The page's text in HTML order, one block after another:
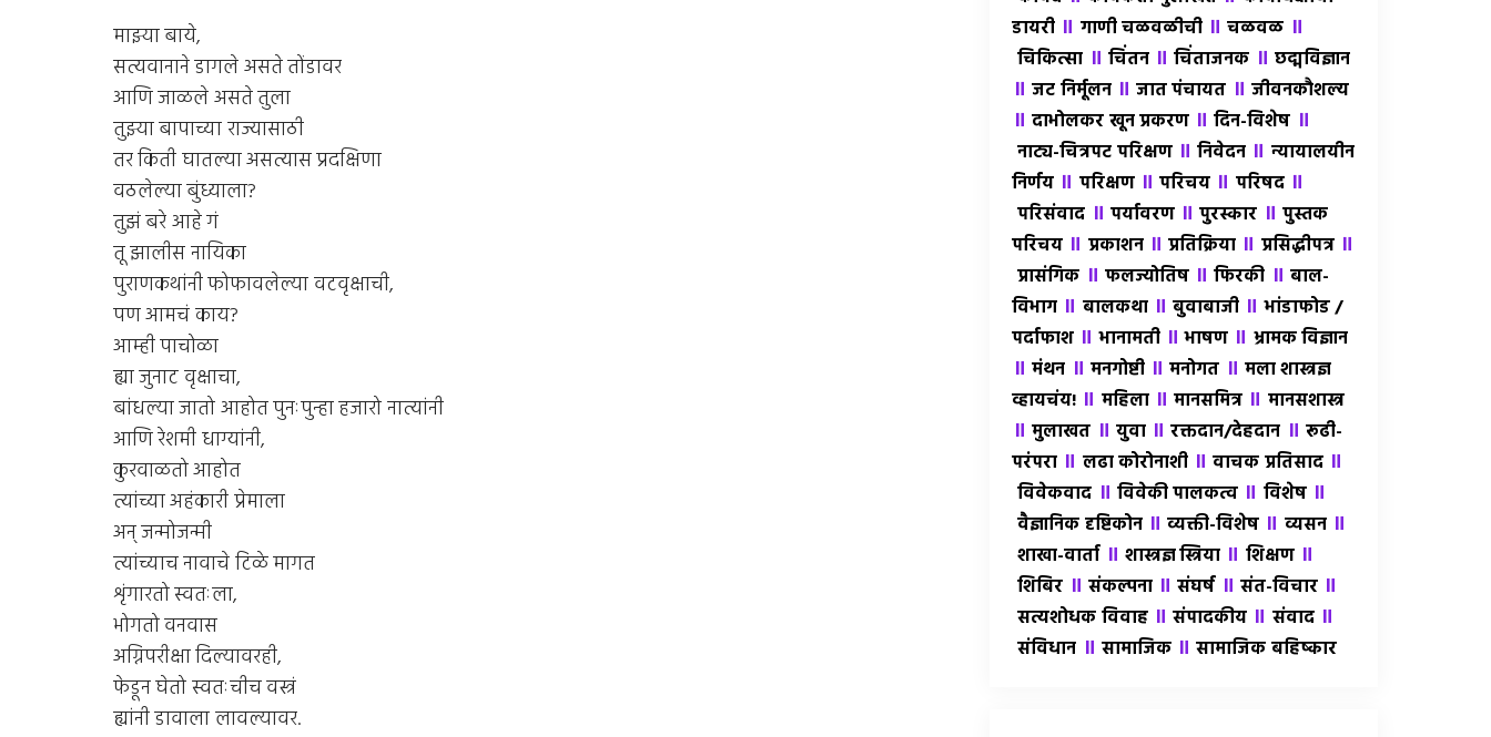
माझ्या बाये,
सत्यवानाने डागले असते तोंडावर
आणि जाळले असते तुला
तुझ्या बापाच्या राज्यासाठी
तर किती घातल्या असत्यास प्रदक्षिणा
वठलेल्या बुंध्याला?
तुझं बरे आहे गं
तू झालीस नायिका
पुराणकथांनी फोफावलेल्या वटवृक्षाची,
पण आमचं काय?
आम्ही पाचोळा
ह्या जुनाट वृक्षाचा,
बांधल्या जातो आहोत पुनःपुन्हा हजारो नात्यांनी
आणि रेशमी धाग्यांनी,
कुरवाळतो आहोत
त्यांच्या अहंकारी प्रेमाला
अन् जन्मोजन्मी
त्यांच्याच नावाचे टिळे मागत
शृंगारतो स्वतःला,
भोगतो वनवास
अग्निपरीक्षा दिल्यावरही,
फेडून घेतो स्वतःचीच वस्त्रं
ह्यांनी डावाला लावल्यावर.
डायरी ॥ गाणी चळवळीची ॥चळवळ ॥
चिकित्सा ॥ चिंतन ॥चिंताजनक ॥छद्मविज्ञान
॥जट निर्मूलन ॥जात पंचायत ॥जीवनकौशल्य
॥दाभोलकर खून प्रकरण ॥दिन-विशेष ॥
नाट्य-चित्रपट परिक्षण ॥निवेदन ॥ न्यायालयीन
निर्णय ॥ परिक्षण ॥परिचय ॥ परिषद ॥
परिसंवाद ॥ पर्यावरण ॥पुरस्कार ॥पुस्तक
परिचय ॥ प्रकाशन ॥प्रतिक्रिया ॥ प्रसिद्धीपत्र ॥
प्रासंगिक ॥ फलज्योतिष ॥फिरकी ॥बाल-
विभाग ॥ बालकथा ॥बुवाबाजी ॥भांडाफोड /
पर्दाफाश ॥भानामती ॥भाषण ॥ भ्रामक विज्ञान
॥मंथन ॥ मनगोष्टी ॥मनोगत ॥मला शास्त्रज्ञ
व्हायचंय! ॥ महिला ॥मानसमित्र ॥ मानसशास्त्र
॥मुलाखत ॥ युवा ॥रक्तदान/देहदान ॥रूढी-
परंपरा ॥ लढा कोरोनाशी ॥वाचक प्रतिसाद ॥
विवेकवाद ॥ विवेकी पालकत्व ॥ विशेष ॥
वैज्ञानिक दृष्टिकोन ॥व्यक्ती-विशेष ॥ व्यसन ॥
शाखा-वार्ता ॥ शास्त्रज्ञ स्त्रिया ॥ शिक्षण ॥
शिबिर ॥ संकल्पना ॥संघर्ष ॥संत-विचार ॥
सत्यशोधक विवाह ॥संपादकीय ॥ संवाद ॥
संविधान ॥ सामाजिक ॥सामाजिक बहिष्कार